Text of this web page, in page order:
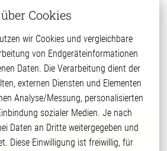
Cookies
wir Cookies und vergleichbare
von Endgeräteinformationen
Daten. Die Verarbeitung dient der
externen Diensten und Elementen
Analyse/Messung, personalisierten
sozialer Medien. Je nach
Daten an Dritte weitergegeben und
Diese Einwilligung ist freiwillig, für
Jubiläumsgratifikationen
(VWL / Edenred / Corporate Benefits
und Gesundheitsmanagement